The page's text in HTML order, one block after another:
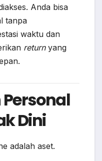
Anda bisa
tanpa
waktu dan
returnyang
Dini
adalah aset.